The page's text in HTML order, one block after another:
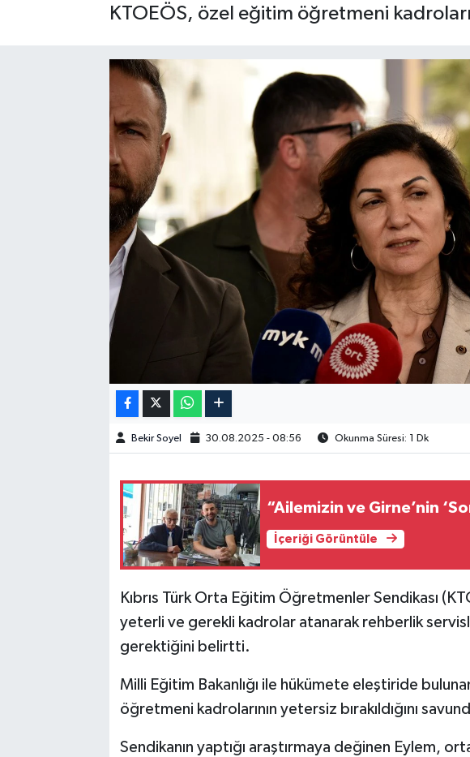
KTOEÖS, özel eğitim öğretmeni
Bekir Soyel 30.08.2025 - 08:56 Okunma Süresi: 1 Dk
“Ailemizin ve Girne’nin
İçeriği Görüntüle
Kıbrıs Türk Orta Eğitim Öğretmenler Sendikası
yeterli ve gerekli kadrolar atanarak rehberlik
gerektiğini belirtti.
Milli Eğitim Bakanlığı ile hükümete eleştiride
öğretmeni kadrolarının yetersiz bırakıldığını
Sendikanın yaptığı araştırmaya değinen Eylem,